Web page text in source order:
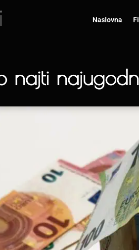
Naslovna
najti